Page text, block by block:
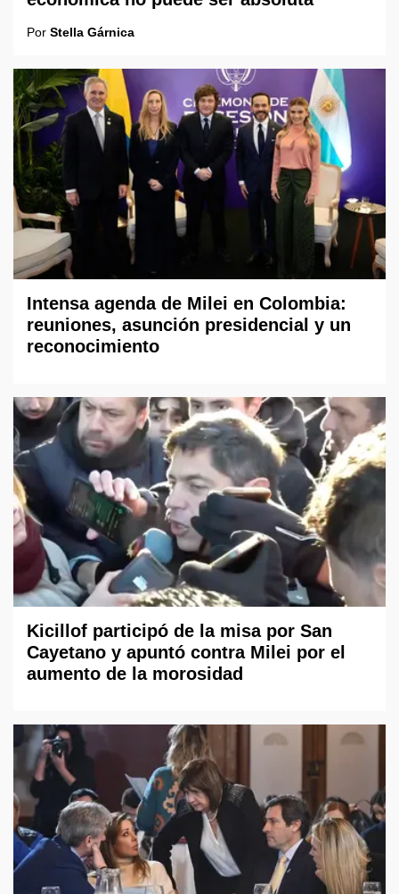
Por Stella Gárnica
Intensa agenda de Milei en Colombia:
reuniones, asunción presidencial y un
reconocimiento
Kicillof participó de la misa por San
Cayetano y apuntó contra Milei por el
aumento de la morosidad